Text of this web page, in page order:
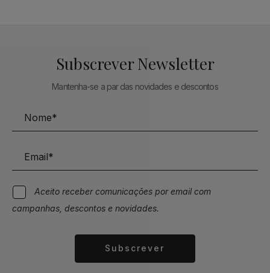
Subscrever Newsletter
Mantenha-se a par das novidades e descontos
Aceito receber comunicações por email com
campanhas, descontos e novidades.
Subscrever